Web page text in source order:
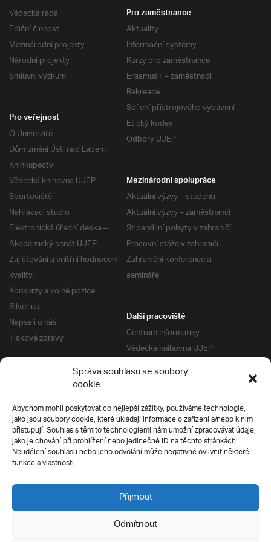
Správa souhlasu se soubory
cookie
Abychom mohli poskytovat co nejlepší zážitky, používáme technologie,
jako jsou soubory cookie, které ukládají informace o zařízení a/nebo k nim
přistupují. Souhlas s těmito technologiemi nám umožní zpracovávat údaje,
jako je chování při prohlížení nebo jedinečné ID na těchto stránkách.
Neudělení souhlasu nebo jeho odvolání může negativně ovlivnit některé
funkce a vlastnosti.
Přijmout
Odmítnout
Vědecká rada
Ediční činnost
Mezinárodní projekty
Národní projekty
Smluvní výzkum
Pro zaměstnance
Aktuality
Informační systémy
Kurzy pro zaměstnance
Erasmus+ – zaměstnaci
Rekreace
Sdílení přístrojového vybavení
Etický kodex
Odbory UJEP
Pro veřejnost
O Univerzitě
Dům umění Ústí nad Labem
Knihkupectví
Vědecká knihovna UJEP
Sportoviště
Nahrávací studio
Elektronická úřední deska –
Akademický senát UJEP
Zajišťování a vnitřní hodnocení
kvality
Konkurzy a volné pozice
Silverius
Napsali o nás
Tiskové zprávy
Mezinárodní spolupráce
Aktuální výzvy – studenti
Aktuální výzvy – zaměstnanci
Stipendijní pobyty v zahraničí
Pracovní stáže v zahraničí
Zahraniční konference a
semináře
Další pracoviště
Centrum Informatiky
Vědecká knihovna UJEP
Správa kolejí a menz
Univerzitní centrum podpory
Silverius
Pro uchazeče
Přijímací řízení
E-prihlaska
Přípravné kurzy
Ochrana soukromí